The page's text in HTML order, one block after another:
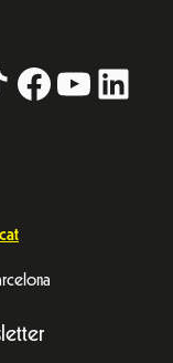
Facebook